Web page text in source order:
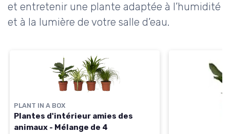
et entretenir une plante adaptée à l’humidité
et à la lumière de votre salle d’eau.
PLANT IN A BOX
Plantes d'intérieur amies des
animaux - Mélange de 4